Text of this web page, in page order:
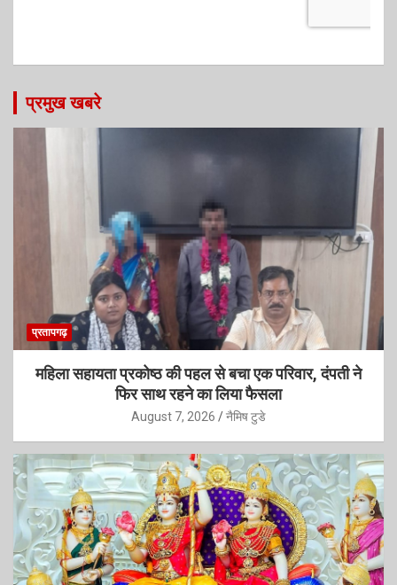
प्रमुख खबरे
प्रतापगढ़
महिला सहायता प्रकोष्ठ की पहल से बचा एक परिवार, दंपती ने
फिर साथ रहने का लिया फैसला
August 7, 2026 नैमिष टुडे